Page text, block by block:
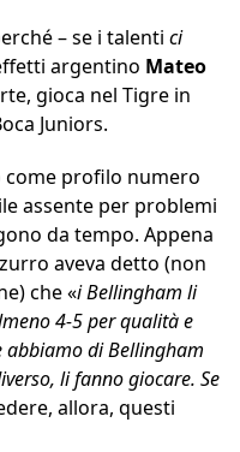
– se i talenti ci
argentino Mateo
gioca nel Tigre in
Juniors.
come profilo numero
assente per problemi
da tempo. Appena
aveva detto (non
che «i Bellingham li
4-5 per qualità e
abbiamo di Bellingham
li fanno giocare. Se
allora, questi